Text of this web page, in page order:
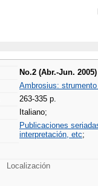
No.2 (Abr.-Jun. 2005)
Ambrosius:
263-335 p.
Italiano;
Publicaciones
interpretación, etc;
Localización